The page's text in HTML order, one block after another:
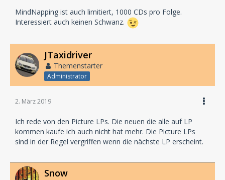
MindNapping ist auch limitiert, 1000 CDs pro Folge.
Interessiert auch keinen Schwanz.
JTaxidriver
Themenstarter
Administrator
2. März 2019
Ich rede von den Picture LPs. Die neuen die alle auf LP
kommen kaufe ich auch nicht hat mehr. Die Picture LPs
sind in der Regel vergriffen wenn die nächste LP erscheint.
Snow